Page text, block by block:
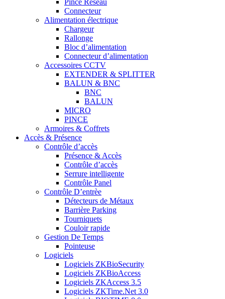
Pince Réseau
Connecteur
Alimentation électrique
Chargeur
Rallonge
Bloc d’alimentation
Connecteur d’alimentation
Accessoires CCTV
EXTENDER & SPLITTER
BALUN & BNC
BNC
BALUN
MICRO
PINCE
Armoires & Coffrets
Accès & Présence
Contrôle d’accès
Présence & Accès
Contrôle d’accès
Serrure intelligente
Contrôle Panel
Contrôle D’entrèe
Détecteurs de Métaux
Barrière Parking
Tourniquets
Couloir rapide
Gestion De Temps
Pointeuse
Logiciels
Logiciels ZKBioSecurity
Logiciels ZKBioAccess
Logiciels ZKAccess 3.5
Logiciels ZKTime.Net 3.0